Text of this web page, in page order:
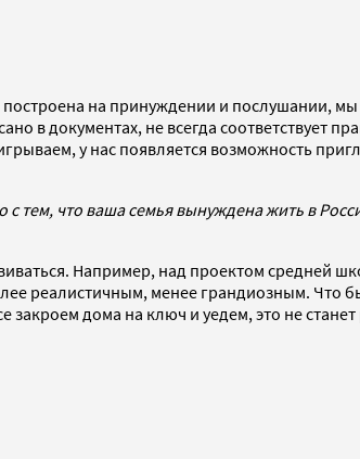
на принуждении и послушании, мы
в документах, не всегда соответствует
у нас появляется возможность
с тем, что ваша семья вынуждена жить в
Например, над проектом средней
реалистичным, менее грандиозным. Что
закроем дома на ключ и уедем, это не